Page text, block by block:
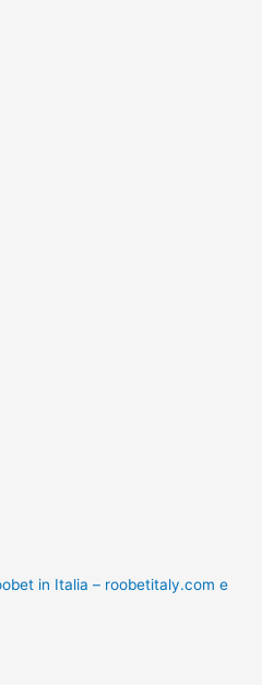
in Italia – roobetitaly.com e